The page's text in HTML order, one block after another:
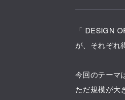
「 DESIGN
が、それぞれ
今回のテーマ
ただ規模が大